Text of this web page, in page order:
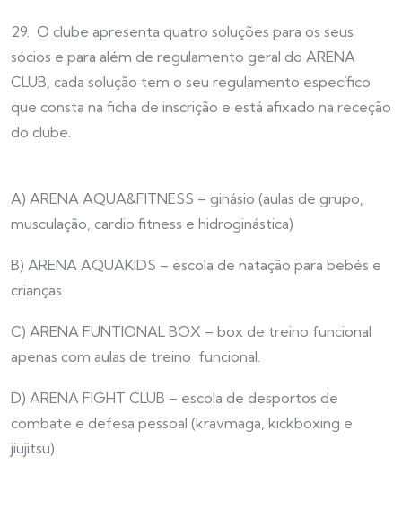
29. O clube apresenta quatro soluções para os seus
sócios e para além de regulamento geral do ARENA
CLUB, cada solução tem o seu regulamento específico
que consta na ficha de inscrição e está afixado na receção
do clube.
A) ARENA AQUA&FITNESS – ginásio (aulas de grupo,
musculação, cardio fitness e hidroginástica)
B) ARENA AQUAKIDS – escola de natação para bebés e
crianças
C) ARENA FUNTIONAL BOX – box de treino funcional
apenas com aulas de treino funcional.
D) ARENA FIGHT CLUB – escola de desportos de
combate e defesa pessoal (kravmaga, kickboxing e
jiujitsu)